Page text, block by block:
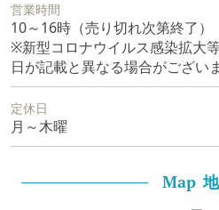
営業時間
10～16時（売り切れ次第終了）
※新型コロナウイルス感染拡大
日が記載と異なる場合がございま
定休日
月～木曜
Map